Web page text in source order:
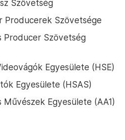
Szövetség
Producerek Szövetsége
Producer Szövetség
Egyesülete (HSE)
Egyesülete (HSAS)
Művészek Egyesülete (AA1)